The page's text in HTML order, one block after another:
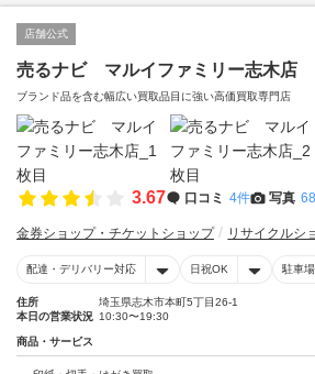
店舗公式
売るナビ マルイファミリー志木店
ブランド品を含む幅広い買取品目に強い高価買取専門店
3.67 口コミ 4件 写真
金券ショップ・チケットショップ リサイクルシ
配達・デリバリー対応 日祝OK 駐車
住所
埼玉県志木市本町5丁目26-1
本日の営業状況 10:30〜19:30
商品・サービス